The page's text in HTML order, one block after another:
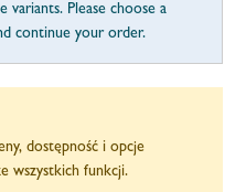
variants. Please choose a
continue your order.
dostępność i opcje
wszystkich funkcji.